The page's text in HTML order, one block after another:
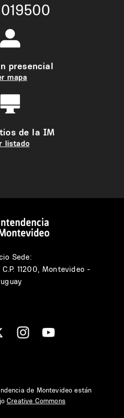
presencial
mapa
de la IM
listado
Sede:
11200, Montevideo -
de Montevideo están
Creative Commons